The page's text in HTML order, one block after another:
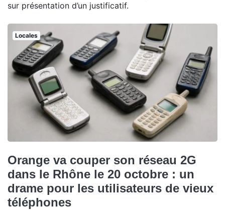
sur présentation d’un justificatif.
Locales
Orange va couper son réseau 2G
dans le Rhône le 20 octobre : un
drame pour les utilisateurs de vieux
téléphones